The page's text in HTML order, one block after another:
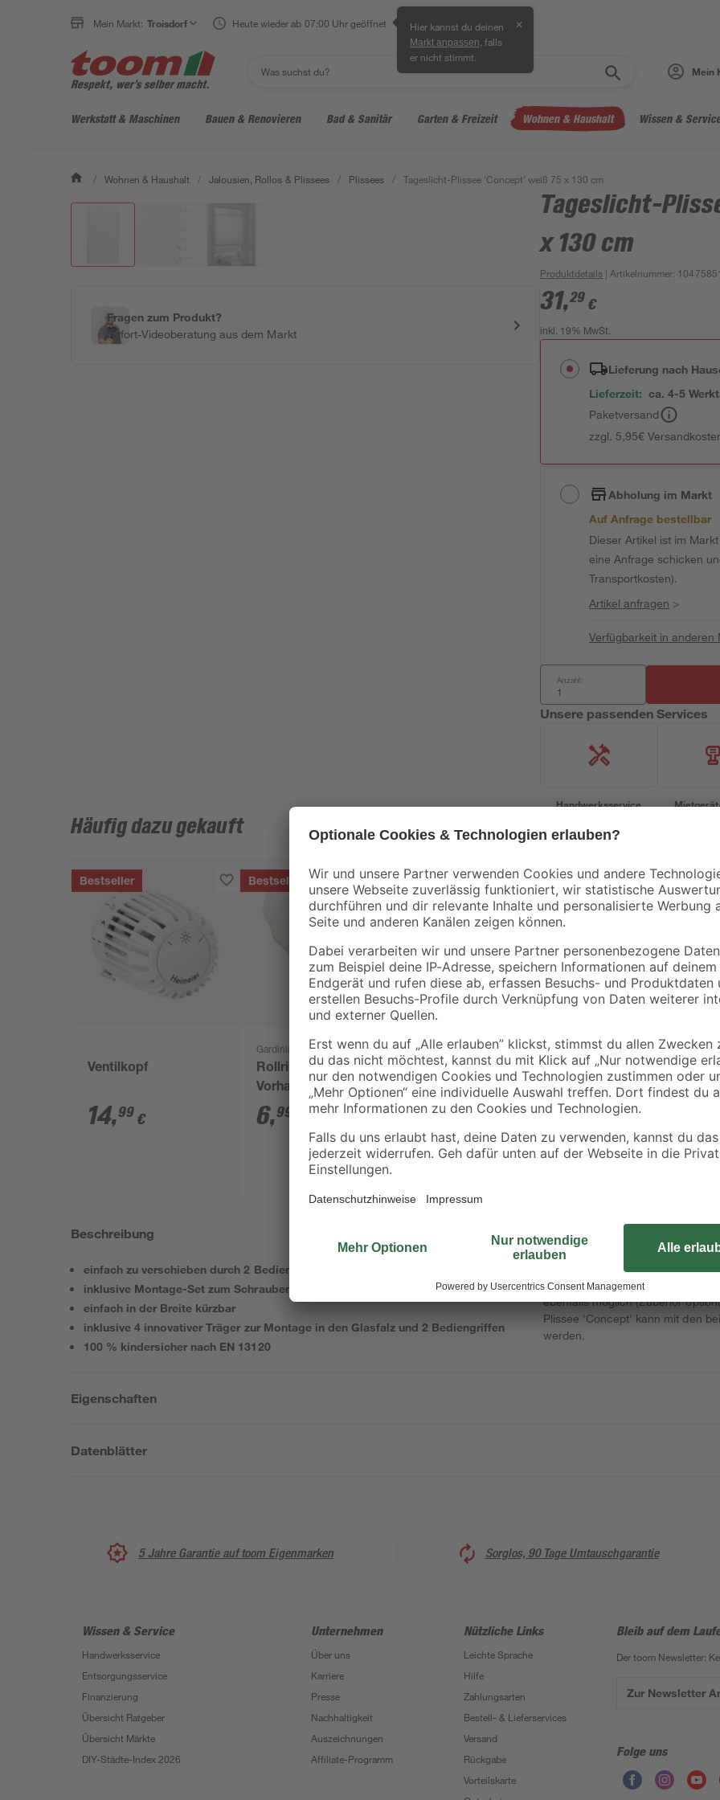
Mein Markt: Troisdorf Heute wieder ab 07:00 Uhr geöffnet Hier kannst du deinen
Markt anpassen , falls
er nicht stimmt.
✕
Mein
Werkstatt & Maschinen Bauen & Renovieren Bad & Sanitär Garten & Freizeit Wohnen & Haushalt Wissen &
/ Wohnen & Haushalt / Jalousien, Rollos & Plissees / Plissees / Tageslicht-Plissee 'Concept' weiß 75 x 130 cm
Fragen zum Produkt?
Sofort-Videoberatung aus dem Markt
Tageslicht-
x 130 cm
Produktdetails | Artikelnummer: 10475851
31,29 €
inkl. 19% MwSt.
Lieferung nach
Lieferzeit: ca. 4-5
Paketversand
zzgl. 5,95€
Abholung im Markt
Auf Anfrage bestellbar
Dieser Artikel ist im
eine Anfrage schicken
Transportkosten).
Artikel anfragen >
Verfügbarkeit in anderen
Anzahl:
Unsere passenden Services
Handwerksservice
Häufig dazu gekauft
Bestseller
Ventilkopf
14,99 €
Bestseller
Gardinia
Rollringe für
Vorhangschienen 100
Stück
6,99
Gardinia
Schienenverbinder für
Vorhangschienen
weiß
2, 19
Endstück 1-lfg. f.
Schiene weiss
3,99
Beschreibung
einfach zu verschieben durch 2 Bedienschienen
inklusive Montage-Set zum Schrauben für den Fensterfalz
einfach in der Breite kürzbar
inklusive 4 innovativer Träger zur Montage in den Glasfalz und 2 Bediengriffen
100 % kindersicher nach EN 13120
Das Plissee 'Concept' mit 2
den Fensterfalz geschraubt. Zwei
ebenfalls möglich (Zubehör
Plissee 'Concept' kann mit den
werden.
Eigenschaften
Datenblätter
5 Jahre Garantie auf toom Eigenmarken Sorglos, 90 Tage Umtauschgarantie
Wissen & Service
Handwerksservice
Entsorgungsservice
Finanzierung
Übersicht Ratgeber
Übersicht Märkte
DIY-Städte-Index 2026
Unternehmen
Über uns
Karriere
Presse
Nachhaltigkeit
Auszeichnungen
Affiliate-Programm
Nützliche Links
Leichte Sprache
Hilfe
Zahlungsarten
Bestell- & Lieferservices
Versand
Rückgabe
Vorteilskarte
Bleib auf dem
Der toom Newsletter:
Zur Newsletter
Folge uns